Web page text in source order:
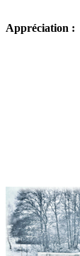
Appréciation :